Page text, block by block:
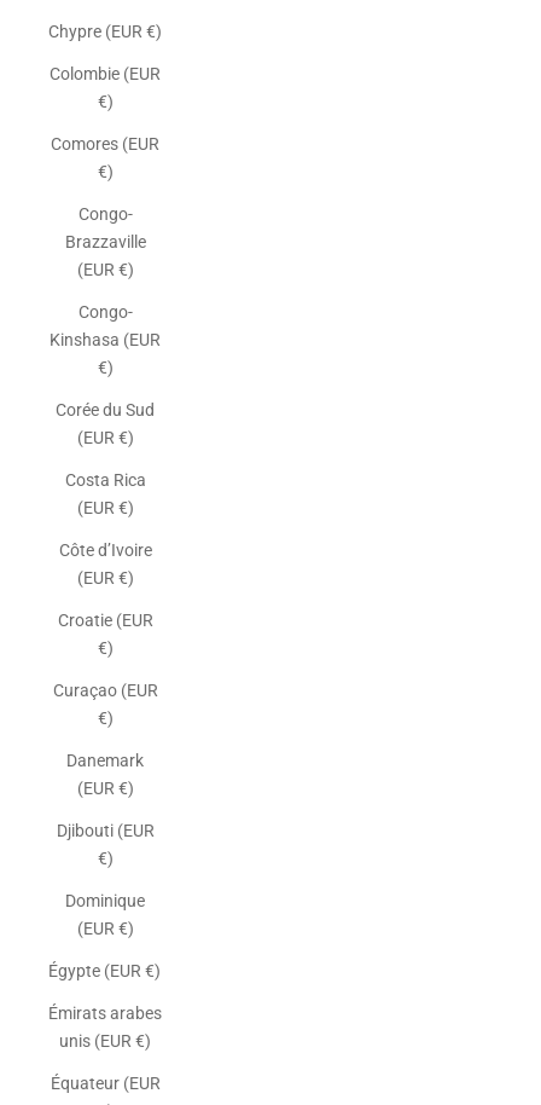
Chypre (EUR €)
Colombie (EUR
€)
Comores (EUR
€)
Congo-
Brazzaville
(EUR €)
Congo-
Kinshasa (EUR
€)
Corée du Sud
(EUR €)
Costa Rica
(EUR €)
Côte d’Ivoire
(EUR €)
Croatie (EUR
€)
Curaçao (EUR
€)
Danemark
(EUR €)
Djibouti (EUR
€)
Dominique
(EUR €)
Égypte (EUR €)
Émirats arabes
unis (EUR €)
Équateur (EUR